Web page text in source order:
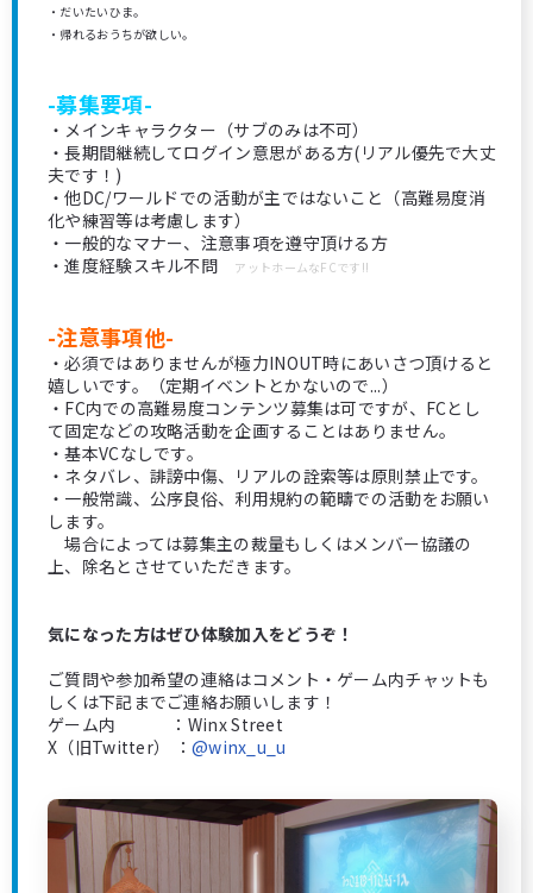
・だいたいひま。
・帰れるおうちが欲しい。
-募集要項-
・メインキャラクター（サブのみは不可）
・長期間継続してログイン意思がある方(リアル優先で大丈
夫です！)
・他DC/ワールドでの活動が主ではないこと（高難易度消
化や練習等は考慮します）
・一般的なマナー、注意事項を遵守頂ける方
・進度経験スキル不問
アットホームなFCです!!
-注意事項他-
・必須ではありませんが極力INOUT時にあいさつ頂けると
嬉しいです。（定期イベントとかないので...）
・FC内での高難易度コンテンツ募集は可ですが、FCとし
て固定などの攻略活動を企画することはありません。
・基本VCなしです。
・ネタバレ、誹謗中傷、リアルの詮索等は原則禁止です。
・一般常識、公序良俗、利用規約の範疇での活動をお願い
します。
場合によっては募集主の裁量もしくはメンバー協議の
上、除名とさせていただきます。
気になった方はぜひ体験加入をどうぞ！
ご質問や参加希望の連絡はコメント・ゲーム内チャットも
しくは下記までご連絡お願いします！
ゲーム内 ：Winx Street
X（旧Twitter） ： @winx_u_u